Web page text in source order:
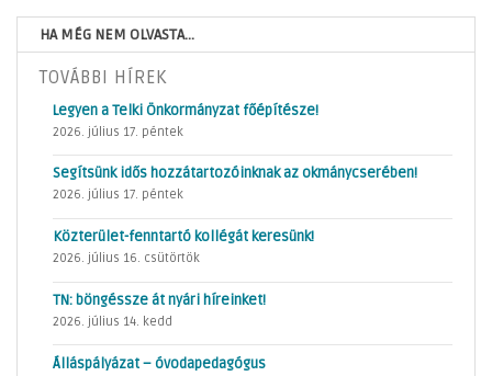
HA MÉG NEM OLVASTA...
TOVÁBBI HÍREK
Legyen a Telki Önkormányzat főépítésze!
2026. július 17. péntek
Segítsünk idős hozzátartozóinknak az okmánycserében!
2026. július 17. péntek
Közterület-fenntartó kollégát keresünk!
2026. július 16. csütörtök
TN: böngéssze át nyári híreinket!
2026. július 14. kedd
Álláspályázat – óvodapedagógus